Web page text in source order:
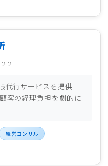
２
代行サービスを提供
客の経理負担を劇的に
経営コンサル